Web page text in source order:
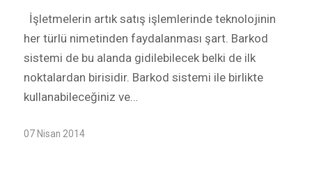
İşletmelerin artık satış işlemlerinde teknolojinin
her türlü nimetinden faydalanması şart. Barkod
sistemi de bu alanda gidilebilecek belki de ilk
noktalardan birisidir. Barkod sistemi ile birlikte
kullanabileceğiniz ve…
07 Nisan 2014